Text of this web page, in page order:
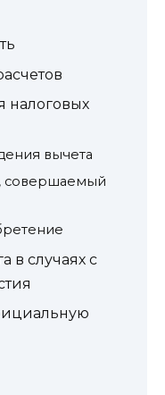
налоговых
вычета
совершаемый
в случаях с